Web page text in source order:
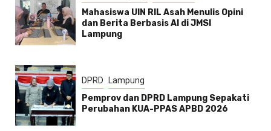
Mahasiswa UIN RIL Asah Menulis Opini
dan Berita Berbasis AI di JMSI
Lampung
DPRD Lampung
Pemprov dan DPRD Lampung Sepakati
Perubahan KUA-PPAS APBD 2026